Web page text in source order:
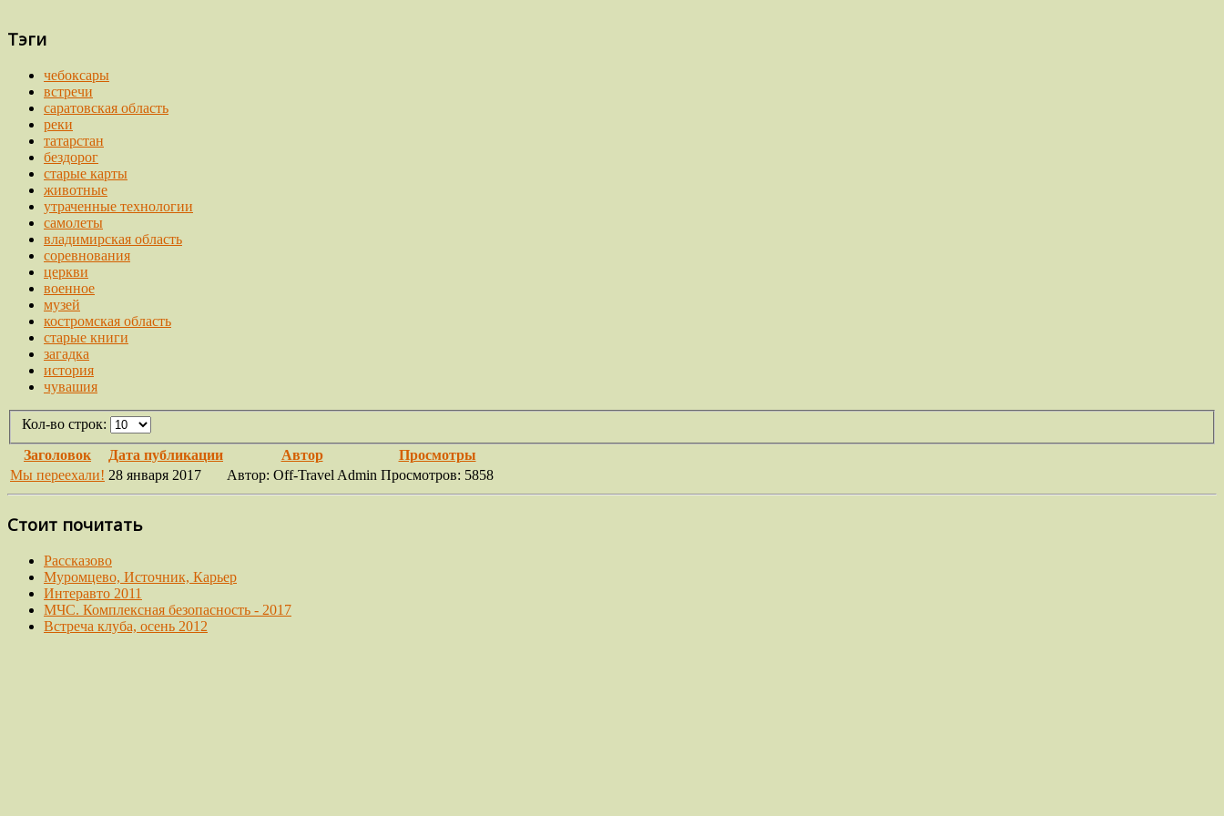
Тэги
чебоксары
встречи
саратовская область
реки
татарстан
бездорог
старые карты
животные
утраченные технологии
самолеты
владимирская область
соревнования
церкви
военное
музей
костромская область
старые книги
загадка
история
чувашия
Кол-во строк:
Заголовок
Дата публикации Автор
Просмотры
Мы переехали! 28 января 2017 Автор: Off-Travel Admin Просмотров: 5858
Стоит почитать
Рассказово
Муромцево, Источник, Карьер
Интеравто 2011
МЧС. Комплексная безопасность - 2017
Встреча клуба, осень 2012